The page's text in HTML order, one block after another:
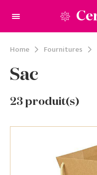
Home Fournitures
Sac
23 produit(s)